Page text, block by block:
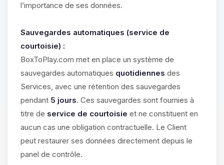
l’importance de ses données.
Sauvegardes automatiques (service de
courtoisie) :
BoxToPlay.com met en place un système de
sauvegardes automatiques quotidiennes des
Services, avec une rétention des sauvegardes
pendant 5 jours. Ces sauvegardes sont fournies à
titre de service de courtoisie et ne constituent en
aucun cas une obligation contractuelle. Le Client
peut restaurer ses données directement depuis le
panel de contrôle.